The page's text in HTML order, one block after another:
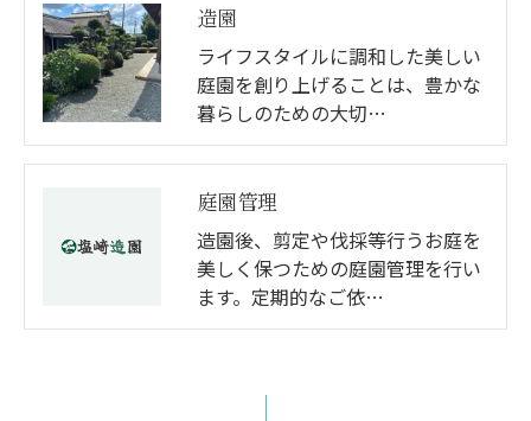
造園
ライフスタイルに調和した美しい
庭園を創り上げることは、豊かな
暮らしのための大切…
庭園管理
造園後、剪定や伐採等行うお庭を
美しく保つための庭園管理を行い
ます。定期的なご依…